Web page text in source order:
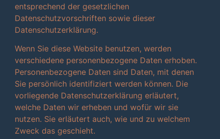
entsprechend der gesetzlichen
Datenschutzvorschriften sowie dieser
Datenschutzerklärung.
Wenn Sie diese Website benutzen, werden
verschiedene personenbezogene Daten erhoben.
Personenbezogene Daten sind Daten, mit denen
Sie persönlich identifiziert werden können. Die
vorliegende Datenschutzerklärung erläutert,
welche Daten wir erheben und wofür wir sie
nutzen. Sie erläutert auch, wie und zu welchem
Zweck das geschieht.